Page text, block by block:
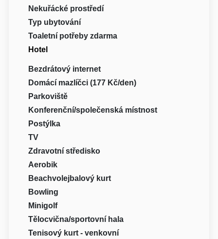
Nekuřácké prostředí
Typ ubytování
Toaletní potřeby zdarma
Hotel
Bezdrátový internet
Domácí mazlíčci (177 Kč/den)
Parkoviště
Konferenční/společenská místnost
Postýlka
TV
Zdravotní středisko
Aerobik
Beachvolejbalový kurt
Bowling
Minigolf
Tělocvična/sportovní hala
Tenisový kurt - venkovní